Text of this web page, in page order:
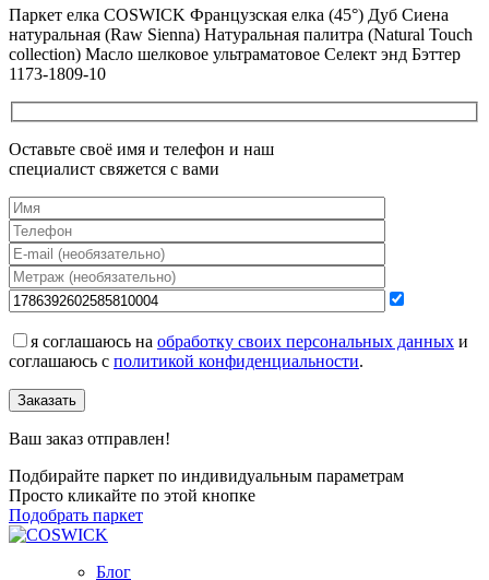
Паркет елка COSWICK Французская елка (45°) Дуб Сиена
натуральная (Raw Sienna) Натуральная палитра (Natural Touch
collection) Масло шелковое ультраматовое Селект энд Бэттер
1173-1809-10
Оставьте своё имя и телефон и наш
специалист свяжется с вами
я соглашаюсь на обработку своих персональных данных и
соглашаюсь с политикой конфиденциальности.
Заказать
Ваш заказ отправлен!
Подбирайте паркет по индивидуальным параметрам
Просто кликайте по этой кнопке
Подобрать паркет
Блог